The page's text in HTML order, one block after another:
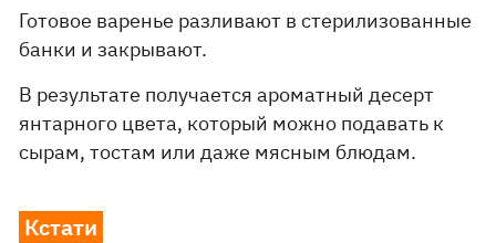
Готовое варенье разливают в стерилизованные
банки и закрывают.
В результате получается ароматный десерт
янтарного цвета, который можно подавать к
сырам, тостам или даже мясным блюдам.
Кстати